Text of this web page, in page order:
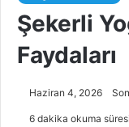
Şekerli
Faydaları
Haziran 4, 2026
6 dakika okuma süresi